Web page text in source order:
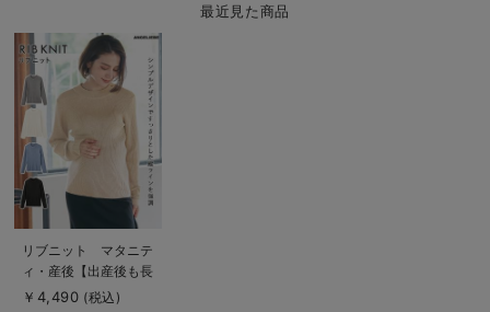
最近見た商品
商
品
詳
細
を
見
る
商
品
詳
を
リブニット マタニテ
ィ・産後【出産後も長
く使える】
￥4,490 (税込)